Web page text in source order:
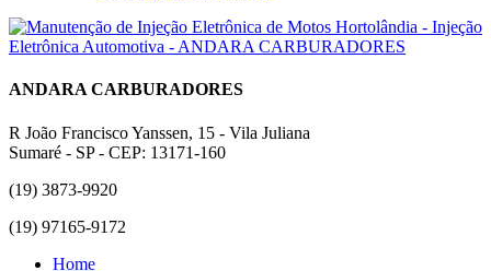
ANDARA CARBURADORES
R João Francisco Yanssen, 15 - Vila Juliana
Sumaré - SP - CEP: 13171-160
(19) 3873-9920
(19) 97165-9172
Home